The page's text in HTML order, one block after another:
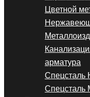
Цветной
арматура
Спецсталь
Спецсталь